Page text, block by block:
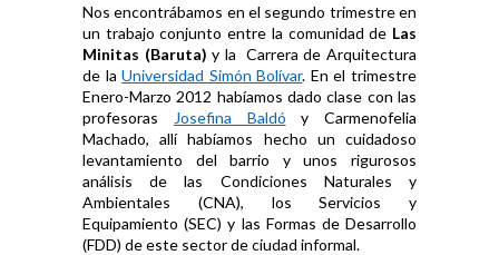
Nos encontrábamos en el segundo trimestre en
un trabajo conjunto entre la comunidad de Las
Minitas (Baruta) y la Carrera de Arquitectura
de laUniversidad Simón Bolívar. En el trimestre
Enero-Marzo 2012 habíamos dado clase con las
profesoras
Josefina Baldó y Carmenofelia
Machado, allí habíamos hecho un cuidadoso
levantamiento del barrio y unos rigurosos
análisis de las Condiciones Naturales y
Ambientales (CNA), los Servicios y
Equipamiento (SEC) y las Formas de Desarrollo
(FDD) de este sector de ciudad informal.